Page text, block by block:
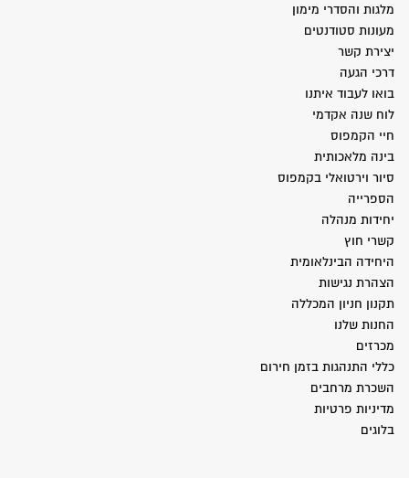
מלגות והסדרי מימון
מעונות סטודנטים
יצירת קשר
דרכי הגעה
בואו לעבוד איתנו
לוח שנה אקדמי
חיי הקמפוס
בינה מלאכותית
סיור וירטואלי בקמפוס
הספרייה
יחידות מנהלה
קשרי חוץ
היחידה הבינלאומית
הצהרת נגישות
תקנון חניון המכללה
החנות שלנו
מכרזים
כללי התנהגות בזמן חירום
השכרת מרחבים
מדיניות פרטיות
בלוגים